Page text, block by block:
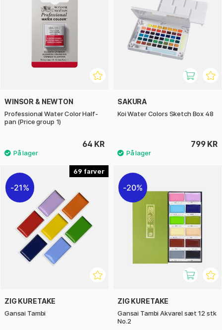
WINSOR & NEWTON
Professional Water Color Half-
pan (Price group 1)
64 KR
SAKURA
Koi Water Colors Sketch Box 48
799 KR
69
21%
ZIG KURETAKE
Gansai Tambi
20%
ZIG KURETAKE
Gansai Tambi Akvarel sæt 12 stk
No.2